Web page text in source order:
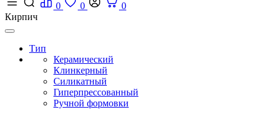
0
0
0
Кирпич
Тип
Керамический
Клинкерный
Силикатный
Гиперпрессованный
Ручной формовки